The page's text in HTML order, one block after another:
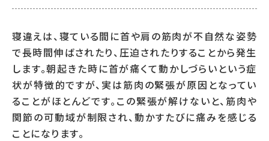
寝違えは、寝ている間に首や肩の筋肉が不自然な姿勢
で長時間伸ばされたり、圧迫されたりすることから発生
します。朝起きた時に首が痛くて動かしづらいという症
状が特徴的ですが、実は筋肉の緊張が原因となってい
ることがほとんどです。この緊張が解けないと、筋肉や
関節の可動域が制限され、動かすたびに痛みを感じる
ことになります。